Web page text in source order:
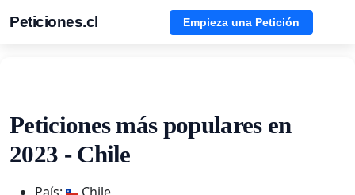
Peticiones.cl Empieza una Petición
Peticiones más populares en
2023 - Chile